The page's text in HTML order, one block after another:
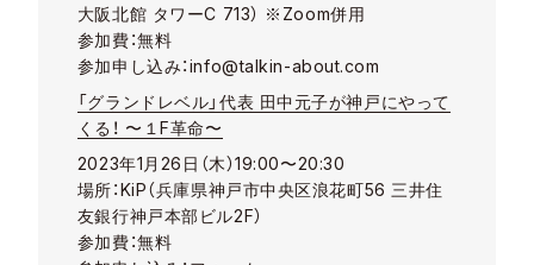
大阪北館 タワーC 713） ※Zoom併用
参加費：無料
参加申し込み：info@talkin-about.com
「グランドレベル」代表 田中元子が神戸にやって
くる！ 〜１F革命〜
2023年1月26日（木）19:00〜20:30
場所：KiP（兵庫県神戸市中央区浪花町56 三井住
友銀行神戸本部ビル2F）
参加費：無料